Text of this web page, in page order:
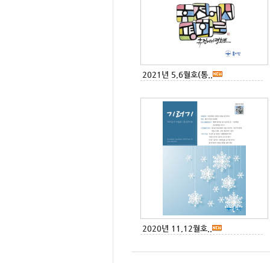
2021년 5,6월호(통..
2020년 11,12월호..